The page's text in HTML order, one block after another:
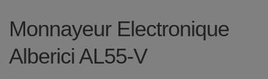
Monnayeur Electronique
Alberici AL55-V